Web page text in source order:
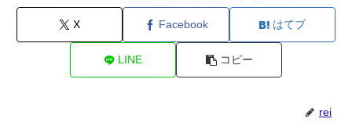
X Facebook はてブ
LINE コピー
rei